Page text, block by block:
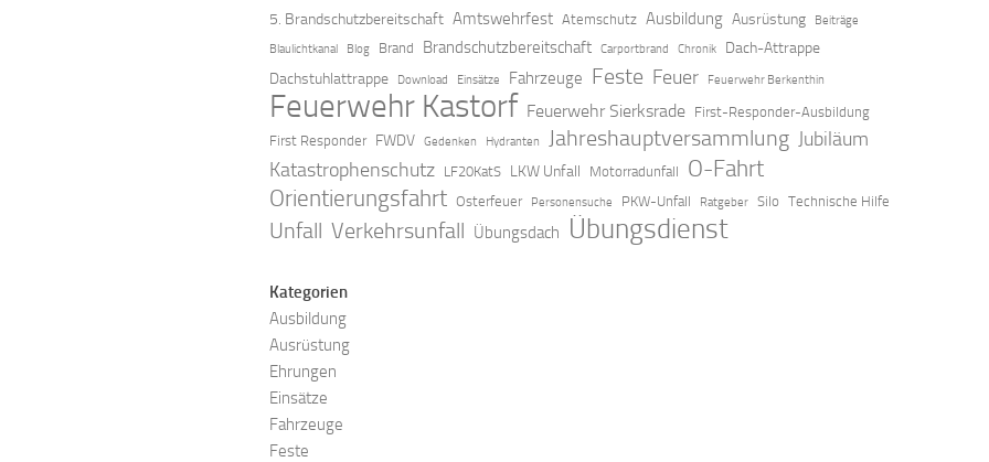
5. Brandschutzbereitschaft Amtswehrfest Atemschutz Ausbildung Ausrüstung
Beiträge
Blaulichtkanal
Blog Brand Brandschutzbereitschaft Carportbrand Chronik
Dach-Attrappe
Dachstuhlattrappe
Download Einsätze Fahrzeuge Feste Feuer Feuerwehr Berkenthin
Feuerwehr Kastorf Feuerwehr Sierksrade
First-Responder-Ausbildung
First Responder
FWDV Gedenken Hydranten Jahreshauptversammlung Jubiläum
Katastrophenschutz
LF20KatS LKW Unfall Motorradunfall
O-Fahrt
Orientierungsfahrt Osterfeuer Personensuche PKW-Unfall Ratgeber Silo Technische Hilfe
Unfall Verkehrsunfall Übungsdach Übungsdienst
Kategorien
Ausbildung
Ausrüstung
Ehrungen
Einsätze
Fahrzeuge
Feste